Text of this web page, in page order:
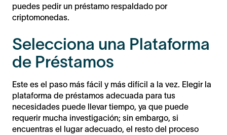
puedes pedir un préstamo respaldado por
criptomonedas.
Selecciona una Plataforma
de Préstamos
Este es el paso más fácil y más difícil a la vez. Elegir la
plataforma de préstamos adecuada para tus
necesidades puede llevar tiempo, ya que puede
requerir mucha investigación; sin embargo, si
encuentras el lugar adecuado, el resto del proceso